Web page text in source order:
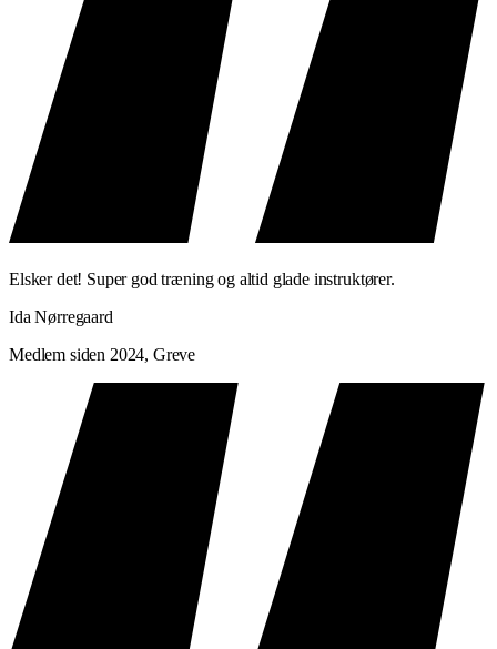
Elsker det! Super god træning og altid glade instruktører.
Ida Nørregaard
Medlem siden 2024, Greve